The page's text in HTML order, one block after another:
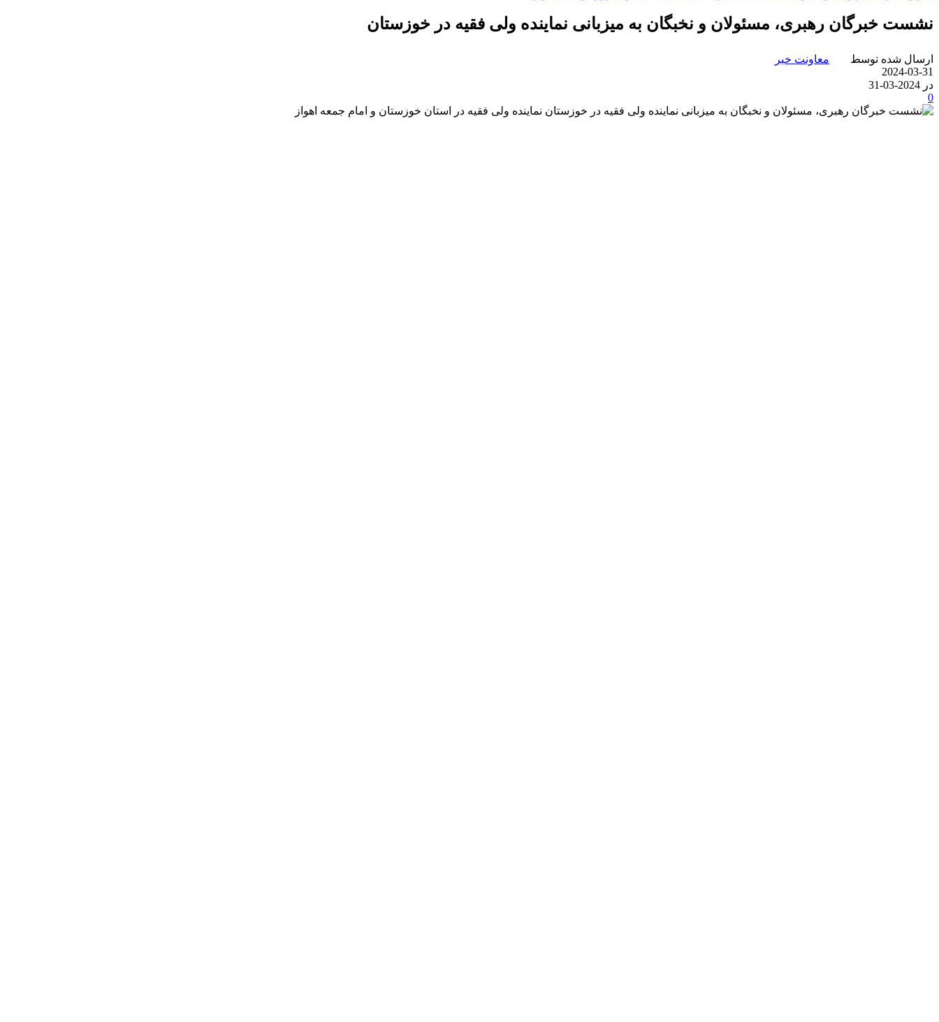
نشست خبرگان رهبری، مسئولان و نخبگان به میزبانی نماینده ولی فقیه در خوزستان
ارسال شده توسط
معاونت خبر
2024-03-31
در 2024-03-31
0